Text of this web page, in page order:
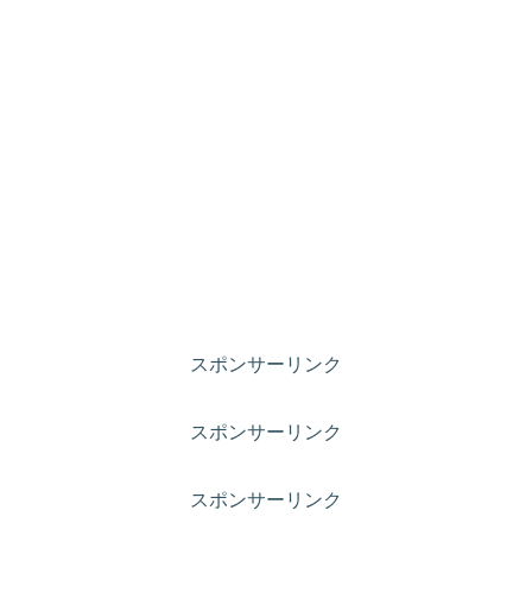
スポンサーリンク
スポンサーリンク
スポンサーリンク